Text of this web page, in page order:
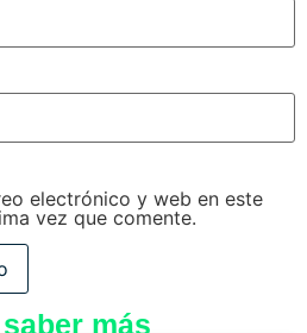
electrónico y web en este
vez que comente.
más